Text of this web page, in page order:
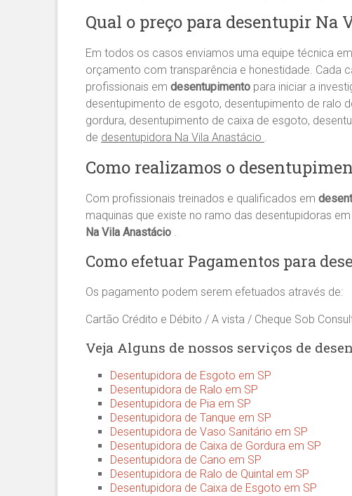
Qual o preço para desentupir Na
Em todos os casos enviamos uma equipe técnica em
orçamento com transparência e honestidade. Cada
profissionais em desentupimento para iniciar a
desentupimento de esgoto, desentupimento de ralo
gordura, desentupimento de caixa de esgoto,
de desentupidora Na Vila Anastácio .
Como realizamos o
Com profissionais treinados e qualificados em
maquinas que existe no ramo das desentupidoras
Na Vila Anastácio .
Como efetuar Pagamentos para
Os pagamento podem serem efetuados através de:
Cartão Crédito e Débito / A vista / Cheque Sob
Veja Alguns de nossos serviços de
Desentupidora de Esgoto em SP
Desentupidora de Ralo em SP
Desentupidora de Pia em SP
Desentupidora de Tanque em SP
Desentupidora de Vaso Sanitário em SP
Desentupidora de Caixa de Gordura em SP
Desentupidora de Cano em SP
Desentupidora de Ralo de Quintal em SP
Desentupidora de Caixa de Esgoto em SP